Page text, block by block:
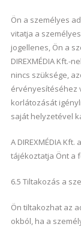
Ön a személyes
vitatja a
jogellenes, Ön a
DIREXMÉDIA
nincs szüksége,
érvényesítéséhez
korlátozását
saját helyzetével
A DIREXMÉDIA
tájékoztatja Önt a
6.5 Tiltakozás a
Ön tiltakozhat az
okból, ha a